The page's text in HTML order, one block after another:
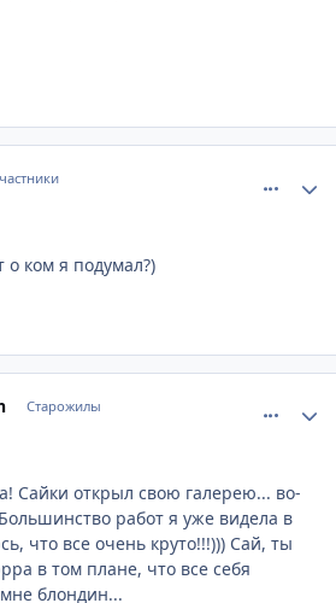
о ком я подумал?)
Старожилы
Сайки открыл свою галерею... во-
работ я уже видела в
что все очень круто!!!))) Сай, ты
в том плане, что все себя
блондин...